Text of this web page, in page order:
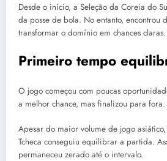
Desde o início, a Seleção da Coreia do
da posse de bola. No entanto, encontrou
transformar o domínio em chances claras.
Primeiro tempo
O jogo começou com poucas
a melhor chance, mas finalizou para fora.
Apesar do maior volume de jogo
Tcheca conseguiu equilibrar a partida.
permaneceu zerado até o intervalo.